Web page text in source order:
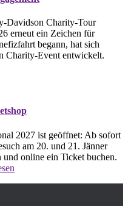
Davidson Charity-Tour
erneut ein Zeichen für
begann, hat sich
Charity-Event entwickelt.
2027 ist geöffnet: Ab sofort
am 20. und 21. Jänner
online ein Ticket buchen.